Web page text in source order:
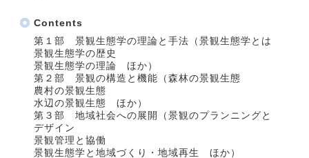
Contents
第１部 景観生態学の理論と手法（景観生態学とは
景観生態学の歴史
景観生態学の理論 ほか）
第２部 景観の構造と機能（森林の景観生態
農村の景観生態
水辺の景観生態 ほか）
第３部 地域社会への展開（景観のプランニングと
デザイン
景観管理と協働
景観生態学と地域づくり・地域再生 ほか）